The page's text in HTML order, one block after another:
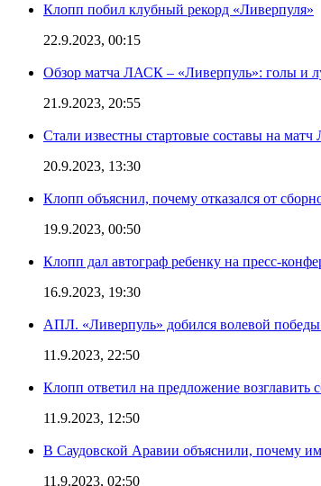
Клопп побил клубный рекорд «Ливерпуля»
22.9.2023, 00:15
Обзор матча ЛАСК – «Ливерпуль»: голы и
21.9.2023, 20:55
Стали известны стартовые составы на
20.9.2023, 13:30
Клопп объяснил, почему отказался от
19.9.2023, 00:50
Клопп дал автограф ребенку на пресс-
16.9.2023, 19:30
АПЛ. «Ливерпуль» добился волевой
11.9.2023, 22:50
Клопп ответил на предложение возглавить
11.9.2023, 12:50
В Саудовской Аравии объяснили, почему им
11.9.2023, 02:50